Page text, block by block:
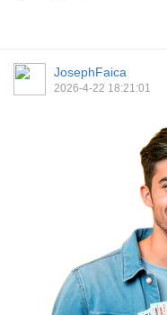
JosephFaica
2026-4-22 18:21:01